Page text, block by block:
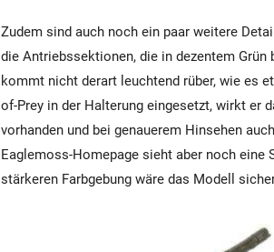
Zudem sind auch noch ein paar weitere
die Antriebssektionen, die in dezentem
kommt nicht derart leuchtend rüber, wie es
of-Prey in der Halterung eingesetzt, wirkt er
vorhanden und bei genauerem Hinsehen
Eaglemoss-Homepage sieht aber noch
stärkeren Farbgebung wäre das Modell